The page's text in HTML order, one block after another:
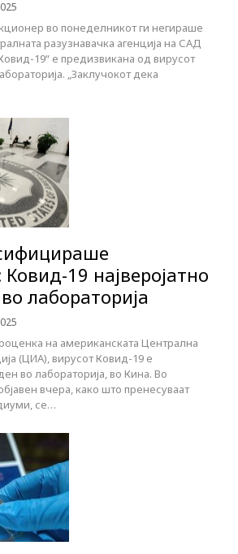
во понеделникот ги негираше
разузнавачка агенција на САД
19“ е предизвикана од вирусот
„Заклучокот дека
19 најверојатно
лабораторија
на американската Централна
(ЦИА), вирусот Ковид-19 е
во лабораторија, во Кина. Во
вчера, како што пренесуваат
се…